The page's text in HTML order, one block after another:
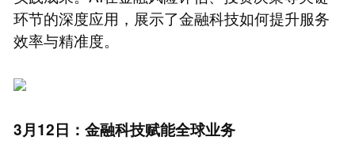
环节的深度应用，展示了金融科技如何提升服务
效率与精准度。
3月12日：金融科技赋能全球业务